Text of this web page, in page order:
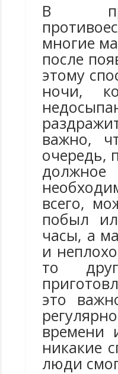
В
многие
после
этому
ночи,
важно,
очередь,
всего,
побыл
часы, а
и
то
это
времени
никакие
люди